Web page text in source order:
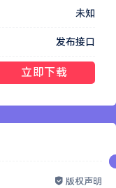
未知
发布接口
立即下载
版权声明